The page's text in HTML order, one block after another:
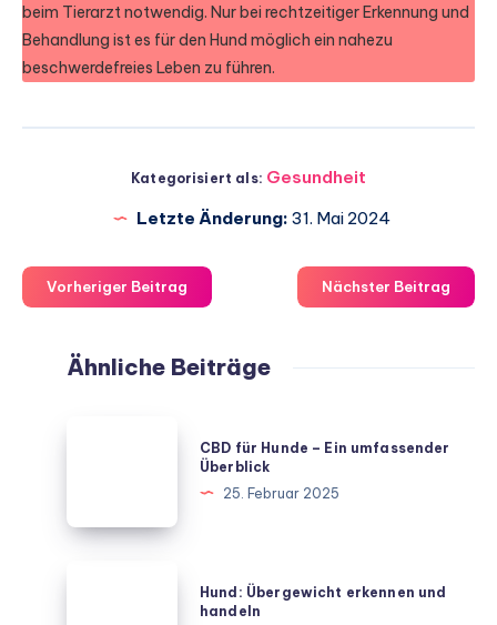
beim Tierarzt notwendig. Nur bei rechtzeitiger Erkennung und
Behandlung ist es für den Hund möglich ein nahezu
beschwerdefreies Leben zu führen.
Kategorisiert als: Gesundheit
Letzte Änderung: 31. Mai 2024
Vorheriger Beitrag Nächster Beitrag
Ähnliche Beiträge
Ein
CBD für Hunde – Ein umfassender
Überblick
25. Februar 2025
Hund: Übergewicht erkennen und
handeln